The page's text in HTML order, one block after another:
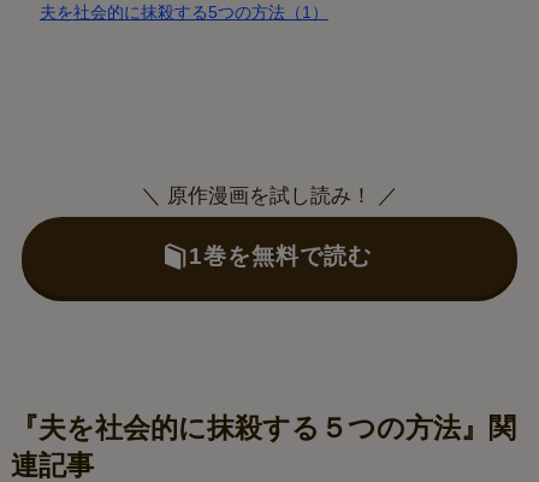
夫を社会的に抹殺する5つの方法（1）
＼ 原作漫画を試し読み！ ／
1巻を無料で読む
『夫を社会的に抹殺する５つの方法』関
連記事